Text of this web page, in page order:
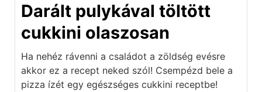
Darált pulykával töltött
cukkini olaszosan
Ha nehéz rávenni a családot a zöldség evésre
akkor ez a recept neked szól! Csempézd bele a
pizza ízét egy egészséges cukkini receptbe!